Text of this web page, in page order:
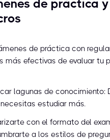
de práctica y
de práctica con
más efectivas de evaluar tu
lagunas de conocimiento:
estudiar más.
con el formato del
a los estilos de